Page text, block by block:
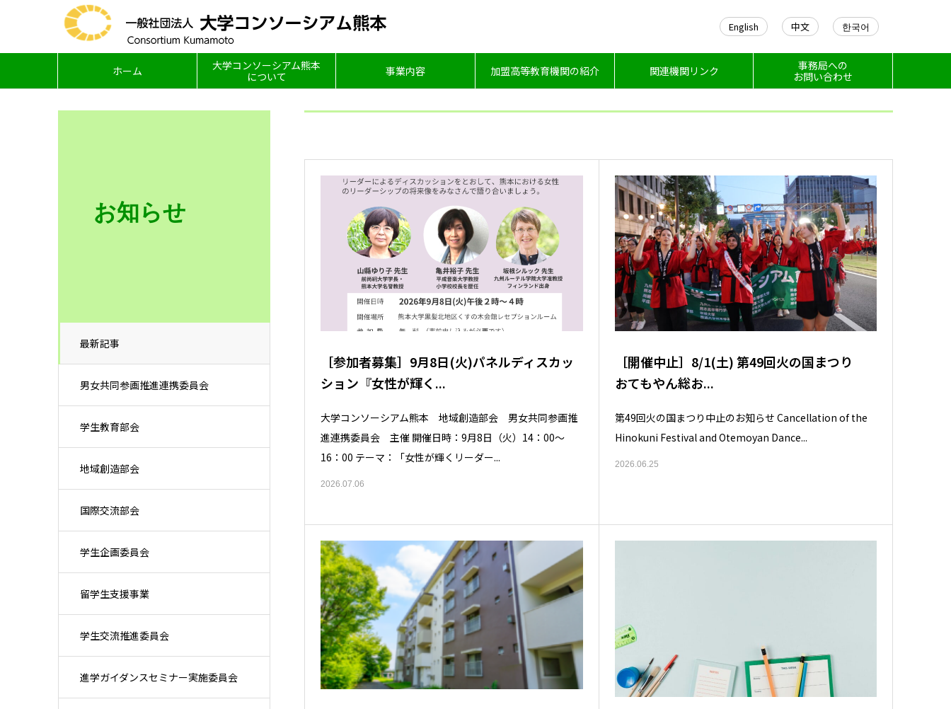
English 中文 한국어
ホーム
大学コンソーシアム熊本
について
事業内容 加盟高等教育機関の紹介 関連機関リンク
事務局への
お問い合わせ
お知らせ
最新記事
男女共同参画推進連携委員会
学生教育部会
地域創造部会
国際交流部会
学生企画委員会
留学生支援事業
学生交流推進委員会
進学ガイダンスセミナー実施委員会
［参加者募集］9月8日(火)パネルディスカッ
ション『女性が輝く...
大学コンソーシアム熊本 地域創造部会 男女共同参画推
進連携委員会 主催 開催日時：9月8日（火）14：00～
16：00 テーマ：「女性が輝くリーダー...
2026.07.06
［開催中止］8/1(土) 第49回火の国まつり
おてもやん総お...
第49回火の国まつり中止のお知らせ Cancellation of the
Hinokuni Festival and Otemoyan Dance...
2026.06.25